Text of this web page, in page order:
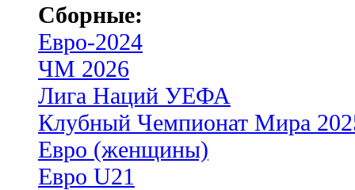
Сборные:
Евро-2024
ЧМ 2026
Лига Наций УЕФА
Клубный Чемпионат Мира
Евро (женщины)
Евро U21